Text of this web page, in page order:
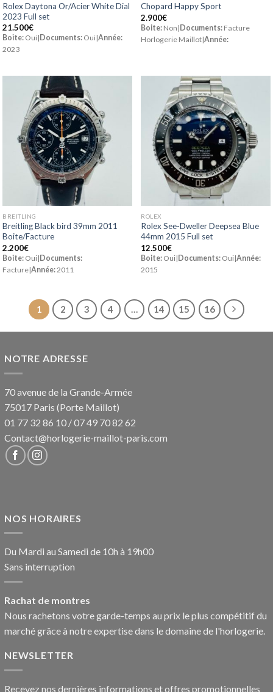
Rolex Daytona Or/Acier White Dial
2023 Full set
21.500€
Boite: Oui| Documents: Oui|Année:
2023
Chopard Happy Sport
2.900€
Boite: Non|Documents: Facture
Horlogerie Maillot|Année:
BREITLING
Breitling Black bird 39mm 2011
Boite/Facture
2.200€
Boite: Oui|Documents:
Facture|Année:2011
ROLEX
Rolex See-Dweller Deepsea Blue
44mm 2015 Full set
12.500€
Boite: Oui|Documents: Oui|Année:
2015
1 2 3 4 … 14 15 16
NOTRE ADRESSE
70 avenue de la Grande-Armée
75017 Paris (Porte Maillot)
01 77 32 86 10 /07 49 70 82 62
Contact@horlogerie-maillot-paris.com
NOS HORAIRES
Du Mardi au Samedi de 10h à 19h00
Sans interruption
Rachat de montres
Nous rachetons votre garde-temps au prix le plus compétitif du
marché grâce à notre expertise dans le domaine de l'horlogerie.
NEWSLETTER
Recevez nos dernières informations et offres promotionnelles